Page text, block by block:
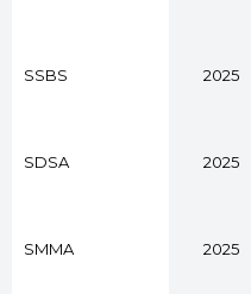
SSBS 2025
SDSA 2025
SMMA 2025